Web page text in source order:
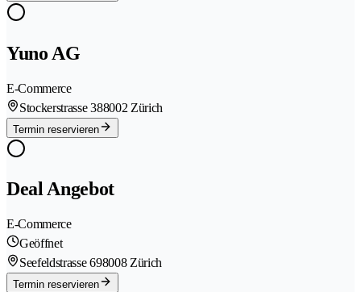
Yuno AG
E-Commerce
Stockerstrasse 388002 Zürich
Termin reservieren
Deal Angebot
E-Commerce
Geöffnet
Seefeldstrasse 698008 Zürich
Termin reservieren